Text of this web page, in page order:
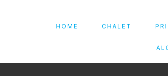
NAVIGATION
HOME CHALET